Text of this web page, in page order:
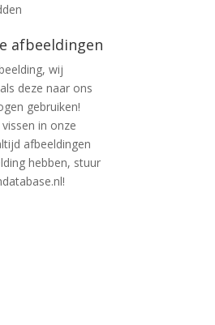
afbeeldingen
wij
deze naar ons
gebruiken!
in onze
afbeeldingen
hebben, stuur